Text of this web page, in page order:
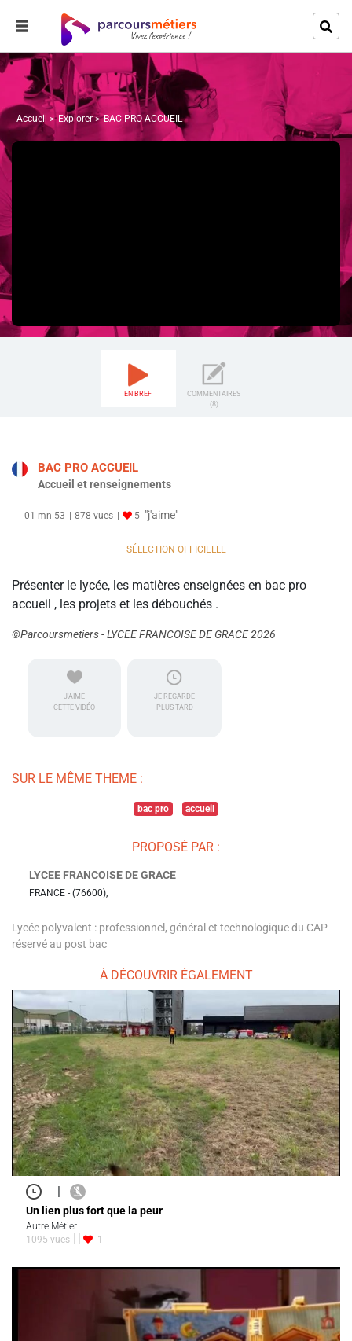
Accueil Explorer BAC PRO ACCUEIL
EN BREF
COMMENTAIRES
(8)
BAC PRO ACCUEIL
Accueil et renseignements
01 mn 53 878 vues 5 "j'aime"
SÉLECTION OFFICIELLE
Présenter le lycée, les matières enseignées en bac pro
accueil , les projets et les débouchés .
©Parcoursmetiers - LYCEE FRANCOISE DE GRACE 2026
J'AIME
CETTE VIDÉO
JE REGARDE
PLUS TARD
SUR LE MÊME THEME :
bac pro accueil
PROPOSÉ PAR :
LYCEE FRANCOISE DE GRACE
FRANCE - (76600),
Lycée polyvalent : professionnel, général et technologique du CAP
réservé au post bac
À DÉCOUVRIR ÉGALEMENT
|
Un lien plus fort que la peur
Autre Métier
1095 vues
1